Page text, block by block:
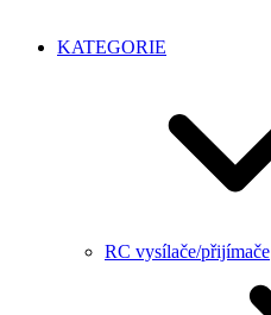
KATEGORIE
RC vysílače/přijímače